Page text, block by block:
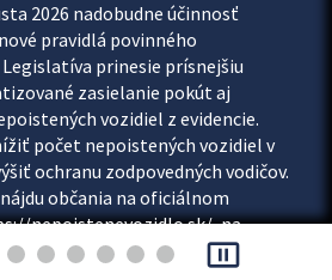
2026 nadobudne účinnosť
pravidlá povinného
prinesie prísnejšiu
zasielanie pokút aj
vozidiel z evidencie.
počet nepoistených vozidiel v
ochranu zodpovedných vodičov.
občania na oficiálnom
nepoistenevozidlo.sk/, na
aj možnosť overiť si...
pause_presentation